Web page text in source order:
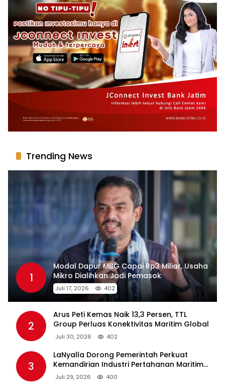
Trending News
1
Modal Dapur MBG Capai Rp3 Miliar, Usaha
Mikro Dialihkan Jadi Pemasok
Juli 17, 2026 402
2
Arus Peti Kemas Naik 13,3 Persen, TTL
Group Perluas Konektivitas Maritim Global
Juli 30, 2026 402
3
LaNyalla Dorong Pemerintah Perkuat
Kemandirian Industri Pertahanan Maritim
Lewat PT PAL
Juli 29, 2026 400